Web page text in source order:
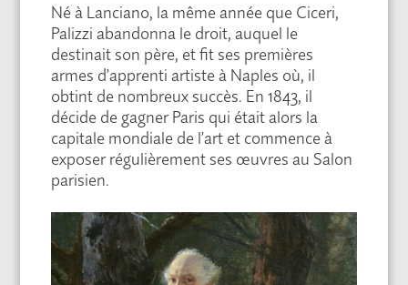
Né à Lanciano, la même année que Ciceri,
Palizzi abandonna le droit, auquel le
destinait son père, et fit ses premières
armes d’apprenti artiste à Naples où, il
obtint de nombreux succès. En 1843, il
décide de gagner Paris qui était alors la
capitale mondiale de l’art et commence à
exposer régulièrement ses œuvres au Salon
parisien.